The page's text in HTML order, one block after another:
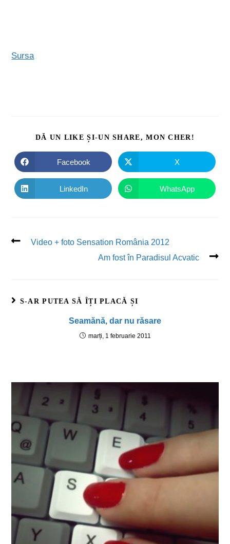
Sursa
DĂ UN LIKE ȘI-UN SHARE, MON CHER!
Facebook X
LinkedIn WhatsApp
Video + foto Sensation România 2012
Am fost în Paradisul Acvatic
S-AR PUTEA SĂ ÎȚI PLACĂ ȘI
Seamănă, dar nu răsare
marți, 1 februarie 2011